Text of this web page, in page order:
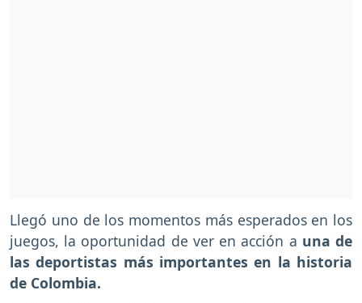
Llegó uno de los momentos más esperados en los
juegos, la oportunidad de ver en acción a una de
las deportistas más importantes en la historia
de Colombia.